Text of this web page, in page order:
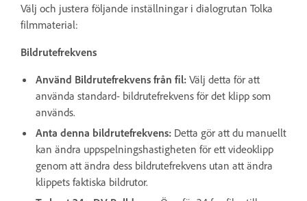
Välj och justera följande inställningar i dialogrutan Tolka
filmmaterial:
Bildrutefrekvens
Använd Bildrutefrekvens från fil: Välj detta för att
använda standard- bildrutefrekvens för det klipp som
används.
Anta denna bildrutefrekvens: Detta gör att du manuellt
kan ändra uppspelningshastigheten för ett videoklipp
genom att ändra dess bildrutefrekvens utan att ändra
klippets faktiska bildrutor.